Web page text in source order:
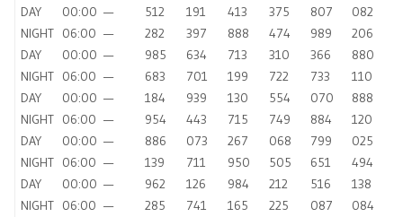
DAY
00:00 — 512 191 413 375 807
082
NIGHT 06:00 — 282 397 888 474 989
206
DAY
00:00 — 985 634 713 310 366
880
NIGHT 06:00 — 683 701 199 722 733
110
DAY
00:00 — 184 939 130 554 070
888
NIGHT 06:00 — 954 443 715 749 884
120
DAY
00:00 — 886 073 267 068 799
025
NIGHT 06:00 — 139 711 950 505 651
494
DAY
00:00 — 962 126 984 212 516
138
NIGHT 06:00 — 285 741 165 225 087
084